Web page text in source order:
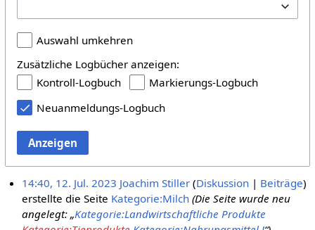
Auswahl umkehren
Zusätzliche Logbücher anzeigen:
Kontroll-Logbuch
Markierungs-Logbuch
Neuanmeldungs-Logbuch
Anzeigen
14:40, 12. Jul. 2023 Joachim Stiller Diskussion
Beiträge
erstellte die Seite Kategorie:Milch (Die Seite wurde neu
angelegt: „Kategorie:Landwirtschaftliche Produkte